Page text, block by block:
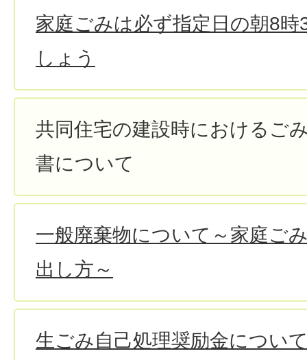
家庭ごみは必ず指定日の朝8
しょう
共同住宅の建設時におけるご
書について
一般廃棄物について～家庭ご
出し方～
生ごみ自己処理奨励金につい